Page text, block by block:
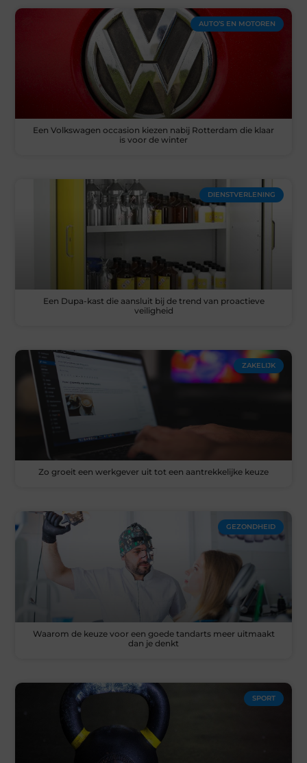
AUTO’S EN MOTOREN
Een Volkswagen occasion kiezen nabij Rotterdam die klaar
is voor de winter
DIENSTVERLENING
Een Dupa-kast die aansluit bij de trend van proactieve
veiligheid
ZAKELIJK
Zo groeit een werkgever uit tot een aantrekkelijke keuze
GEZONDHEID
Waarom de keuze voor een goede tandarts meer uitmaakt
dan je denkt
SPORT